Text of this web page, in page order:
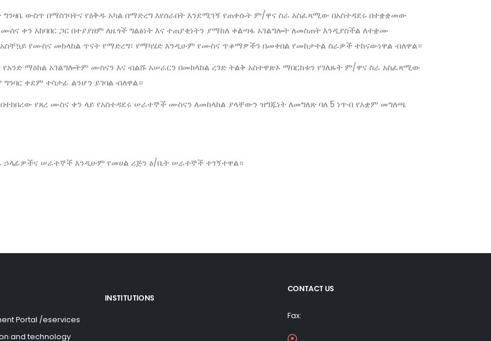
ግንዛቤ ውስጥ በማስገባትና የዕቅዱ አካል በማድረግ እየሰራበት እንደሚገኝ የጠቀሱት ም/ዋና ስራ አስፈጻሚው በአስተዳደሩ በተቋቋመው
ቀን አከባበር ጋር በተያያዘም ለዜጎች ግልፅነት እና ተጠያቂነትን ያማከለ ቀልጣፋ አገልግሎት ለመስጠት እንዲያስችል ለተቋሙ
የሙስና መከላከል ጥናት የማድረግ፣ የማካሄድ እንዲሁም የሙስና ጥቆማዎችን በመቀበል የመከታተል ስራዎች ተከናውነዋል ብለዋል።
ማዕከል አገልግሎትም ሙስናን እና ብልሹ አሠራርን በመከላከል ረገድ ትልቅ አስተዋጽኦ ማበርከቱን የገለጹት ም/ዋና ስራ አስፈጻሚው
ቀደም ተሳታፊ ልንሆን ይገባል ብለዋል።
የጸረ ሙስና ቀን ላይ የአስተዳደሩ ሠራተኞች ሙስናን ለመከላከል ያላቸውን ዝግጁነት ለመግለጽ ባለ 5 ነጥብ የአቋም መግለጫ
ኃላፊዎችና ሠራተኞች እንዲሁም የመሀል ሪጅን ፅ/ቤት ሠራተኞች ተገኝተዋል።
Portal /eservices
and technology
INSTITUTIONS
CONTACT US
Fax: